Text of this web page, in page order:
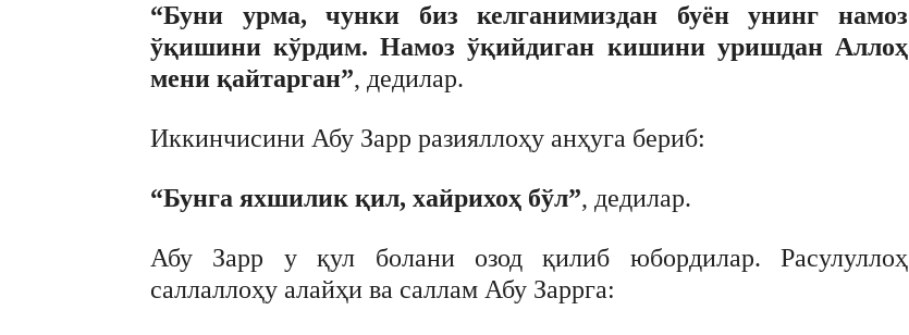
“Буни урма, чунки биз келганимиздан буён унинг намоз
ўқишини кўрдим. Намоз ўқийдиган кишини уришдан Аллоҳ
мени қайтарган”, дедилар.
Иккинчисини Абу Зарр разияллоҳу анҳуга бериб:
“Бунга яхшилик қил, хайрихоҳ бўл”, дедилар.
Абу Зарр у қул болани озод қилиб юбордилар. Расулуллоҳ
саллаллоҳу алайҳи ва саллам Абу Заррга: